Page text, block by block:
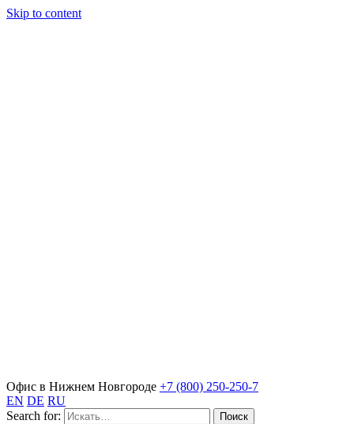
Skip to content
Офис в Нижнем Новгороде +7 (800) 250-250-7
EN DE RU
Search for: